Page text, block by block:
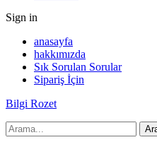
Sign in
anasayfa
hakkımızda
Sık Sorulan Sorular
Sipariş İçin
Bilgi Rozet